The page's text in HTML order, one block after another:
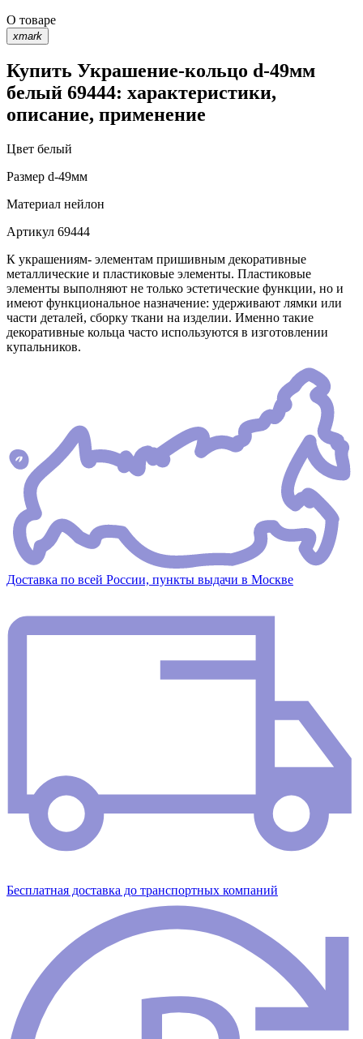
О товаре
xmark
Купить Украшение-кольцо d-49мм
белый 69444: характеристики,
описание, применение
Цвет белый
Размер d-49мм
Материал нейлон
Артикул 69444
К украшениям- элементам пришивным декоративные
металлические и пластиковые элементы. Пластиковые
элементы выполняют не только эстетические функции, но и
имеют функциональное назначение: удерживают лямки или
части деталей, сборку ткани на изделии. Именно такие
декоративные кольца часто используются в изготовлении
купальников.
Доставка по всей России, пункты выдачи в Москве
Бесплатная доставка до транспортных компаний